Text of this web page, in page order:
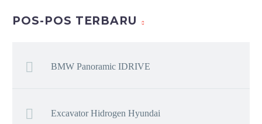
POS-POS TERBARU
BMW Panoramic IDRIVE
Excavator Hidrogen Hyundai